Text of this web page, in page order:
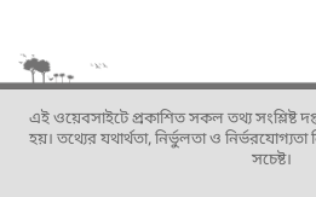
এই ওয়েবসাইটে প্রকাশিত সকল তথ্য সংশ্লিষ্ট
হয়। তথ্যের যথার্থতা, নির্ভুলতা ও নির্ভরযোগ্যতা
সচেষ্ট।